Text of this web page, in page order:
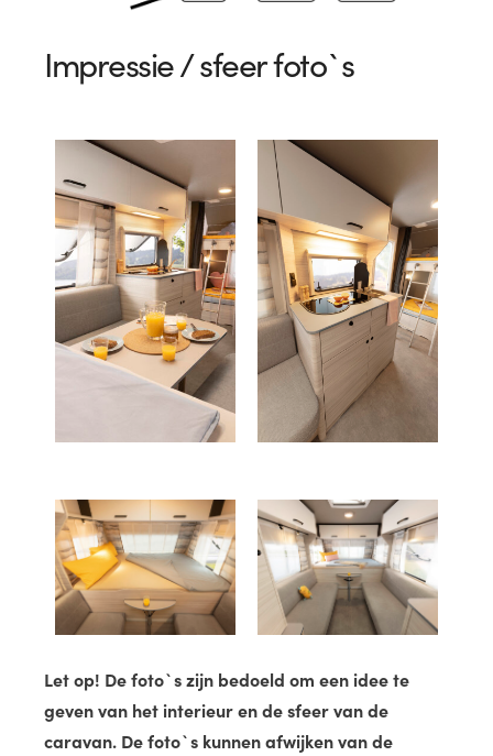
Impressie / sfeer foto`s
Let op! De foto`s zijn bedoeld om een idee te
geven van het interieur en de sfeer van de
caravan. De foto`s kunnen afwijken van de